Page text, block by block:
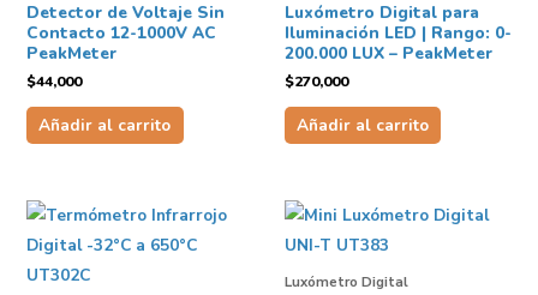
Detector de Voltaje Sin
Contacto 12-1000V AC
PeakMeter
$44,000
Añadir al carrito
Luxómetro Digital para
Iluminación LED | Rango: 0-
200.000 LUX – PeakMeter
$270,000
Añadir al carrito
Luxómetro Digital